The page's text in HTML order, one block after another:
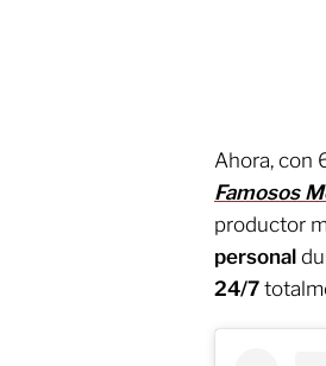
Ahora, con
Famosos
productor
personal
24/7